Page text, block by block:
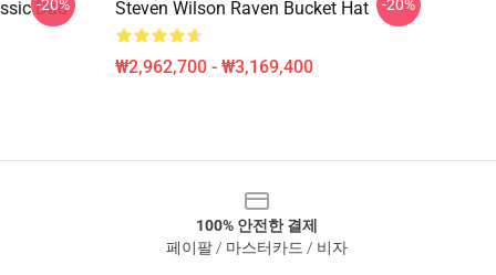
Dad
-20% Steven Wilson Raven Bucket Hat
₩2,962,700 - ₩3,169,400
-20%
100% 안전한 결제
페이팔 / 마스터카드 / 비자